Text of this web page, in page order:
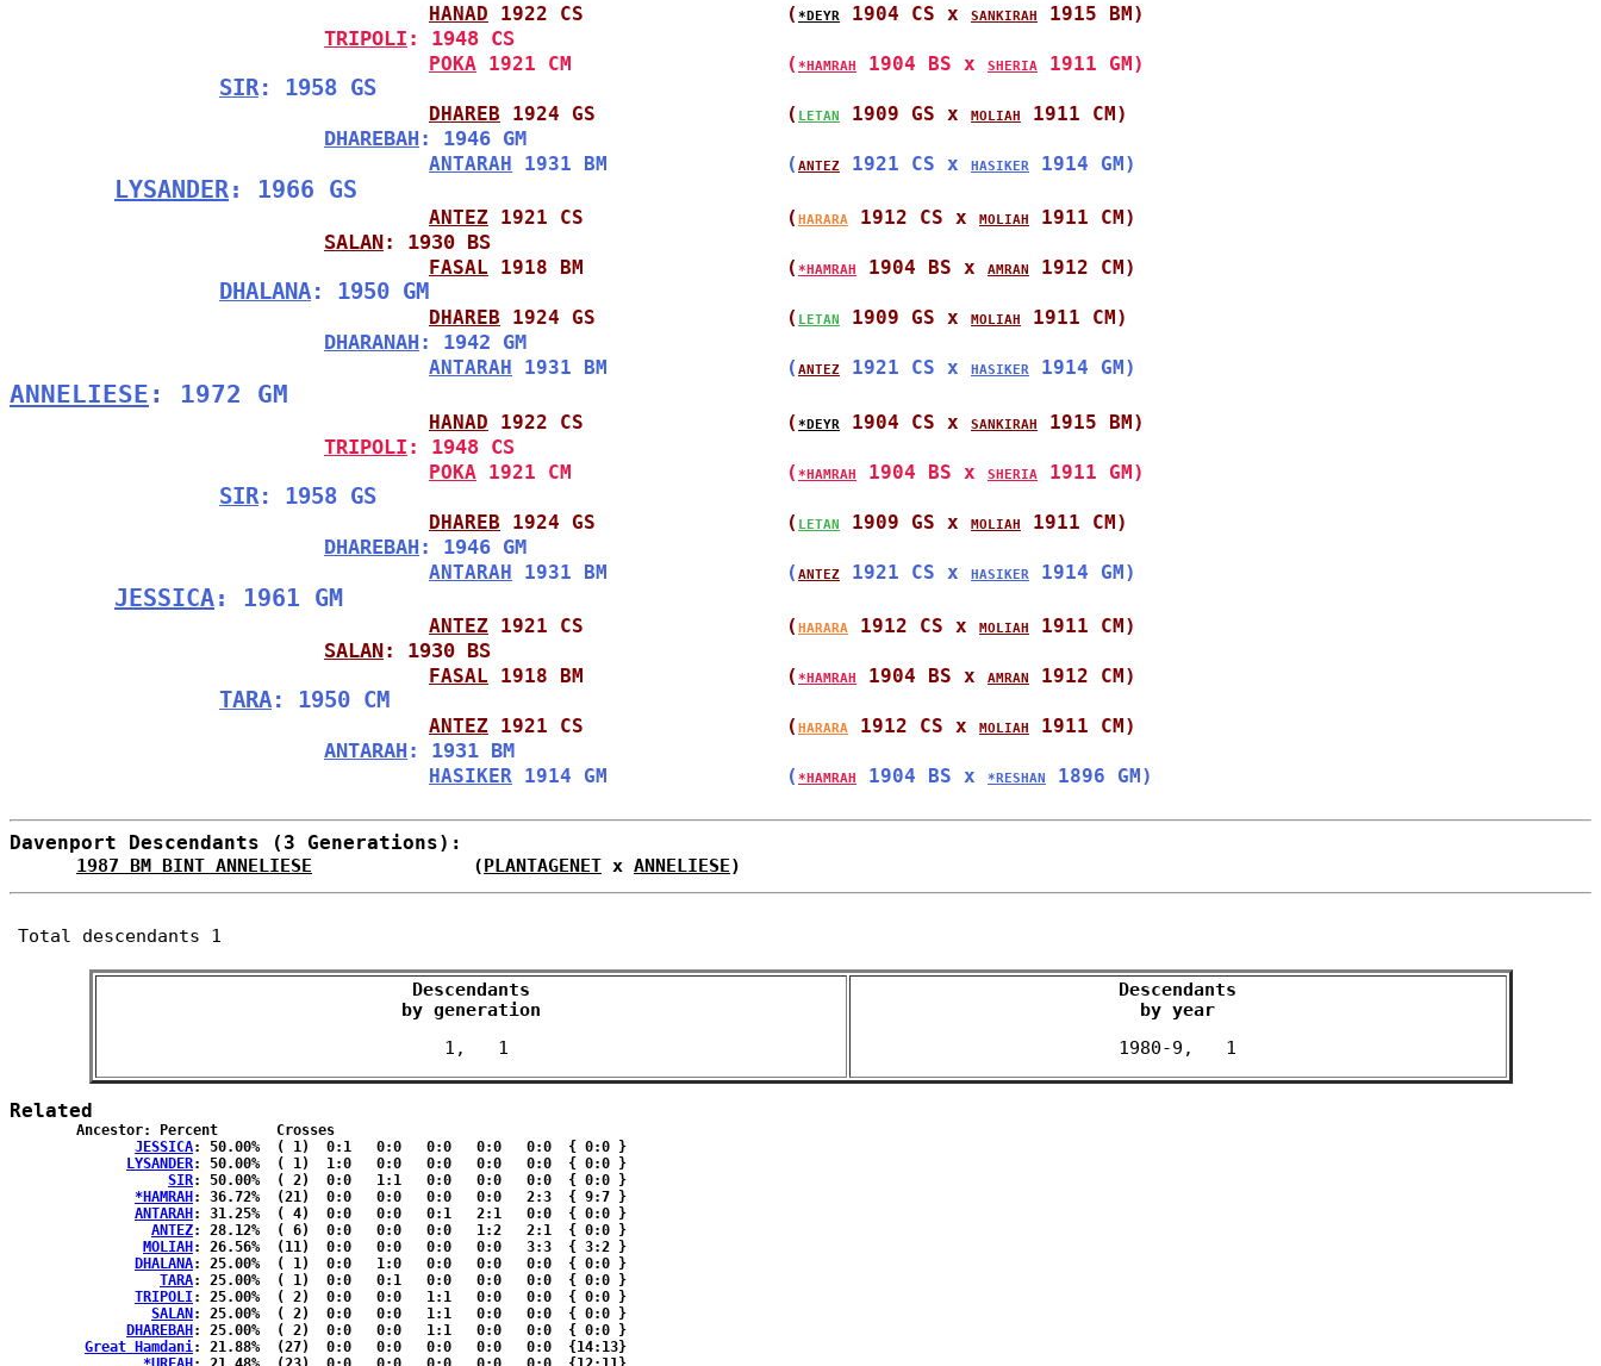
HANAD 1922 CS ( *DEYR 1904 CS x SANKIRAH 1915 BM)
TRIPOLI : 1948 CS
POKA 1921 CM ( *HAMRAH 1904 BS x SHERIA 1911 GM)
SIR: 1958 GS
DHAREB 1924 GS ( LETAN 1909 GS x MOLIAH 1911 CM)
DHAREBAH : 1946 GM
ANTARAH 1931 BM ( ANTEZ 1921 CS x HASIKER 1914 GM)
LYSANDER: 1966 GS
ANTEZ 1921 CS ( HARARA 1912 CS x MOLIAH 1911 CM)
SALAN: 1930 BS
FASAL 1918 BM ( *HAMRAH 1904 BS x AMRAN 1912 CM)
DHALANA: 1950 GM
DHAREB 1924 GS ( LETAN 1909 GS x MOLIAH 1911 CM)
DHARANAH : 1942 GM
ANTARAH 1931 BM ( ANTEZ 1921 CS x HASIKER 1914 GM)
ANNELIESE : 1972 GM
HANAD 1922 CS ( *DEYR 1904 CS x SANKIRAH 1915 BM)
TRIPOLI : 1948 CS
POKA 1921 CM ( *HAMRAH 1904 BS x SHERIA 1911 GM)
SIR: 1958 GS
DHAREB 1924 GS ( LETAN 1909 GS x MOLIAH 1911 CM)
DHAREBAH : 1946 GM
ANTARAH 1931 BM ( ANTEZ 1921 CS x HASIKER 1914 GM)
JESSICA: 1961 GM
ANTEZ 1921 CS ( HARARA 1912 CS x MOLIAH 1911 CM)
SALAN: 1930 BS
FASAL 1918 BM ( *HAMRAH 1904 BS x AMRAN 1912 CM)
TARA: 1950 CM
ANTEZ 1921 CS ( HARARA 1912 CS x MOLIAH 1911 CM)
ANTARAH : 1931 BM
HASIKER 1914 GM ( *HAMRAH 1904 BS x *RESHAN 1896 GM)
Davenport Descendants (3 Generations):
1987 BM BINT ANNELIESE
               (
PLANTAGENET x ANNELIESE)
Total descendants 1
Descendants
by generation
Descendants
by year
Related
JESSICA: 50.00%	( 1)  0:1   0:0   0:0   0:0   0:0  { 0:0 }
LYSANDER: 50.00%	( 1)  1:0   0:0   0:0   0:0   0:0  { 0:0 }
SIR: 50.00%	( 2)  0:0   1:1   0:0   0:0   0:0  { 0:0 }
*HAMRAH : 36.72%	(21)  0:0   0:0   0:0   0:0   2:3  { 9:7 }
ANTARAH : 31.25%	( 4)  0:0   0:0   0:1   2:1   0:0  { 0:0 }
ANTEZ: 28.12%	( 6)  0:0   0:0   0:0   1:2   2:1  { 0:0 }
MOLIAH : 26.56%	(11)  0:0   0:0   0:0   0:0   3:3  { 3:2 }
DHALANA: 25.00%	( 1)  0:0   1:0   0:0   0:0   0:0  { 0:0 }
TARA: 25.00%	( 1)  0:0   0:1   0:0   0:0   0:0  { 0:0 }
TRIPOLI: 25.00%	( 2)  0:0   0:0   1:1   0:0   0:0  { 0:0 }
SALAN : 25.00%	( 2)  0:0   0:0   1:1   0:0   0:0  { 0:0 }
DHAREBAH : 25.00%	( 2)  0:0   0:0   1:1   0:0   0:0  { 0:0 }
Great Hamdani: 21.88%	(27)  0:0   0:0   0:0   0:0   0:0  {14:13}